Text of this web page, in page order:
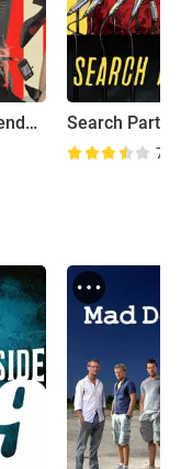
The Flight Attendant Search Party
7.6